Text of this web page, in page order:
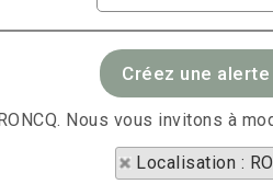
Nous vous invitons à
Localisation :